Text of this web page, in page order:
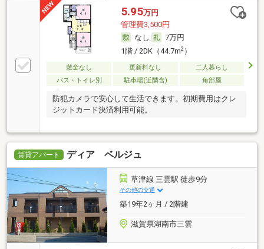
5.95万円
管理費3,500円
なし
7万円
1階 / 2DK（44.7m2）
敷金なし 更新料なし
二人暮らし
バス・トイレ別
駐車場(近隣含) 角部屋
防犯カメラで安心して生活できます。初期費用はクレ
ジットカード決済利用可能。
賃貸アパート ディア ベルジュ
草津線 三雲駅 徒歩9分
その他の交通
築19年2ヶ月 / 2階建
滋賀県湖南市三雲